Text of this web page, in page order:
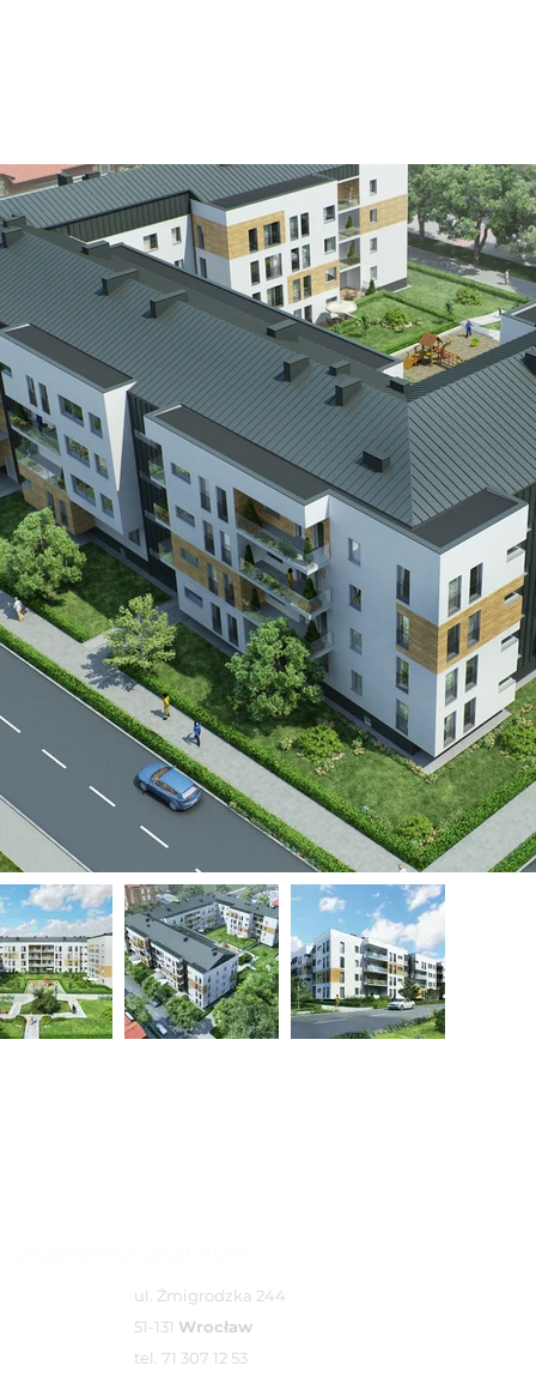
ul. Źmigrodzka 244
51-131 Wrocław
tel. 71 307 12 53